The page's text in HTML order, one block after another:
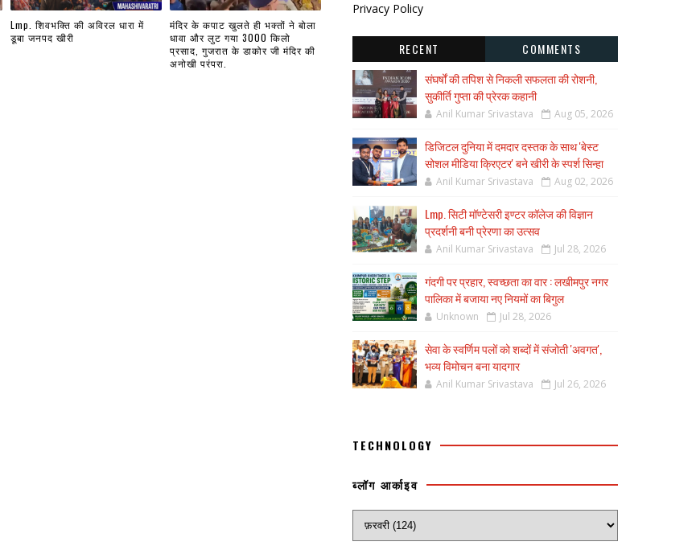
Lmp. शिवभक्ति की अविरल धारा में
डूबा जनपद खीरी
मंदिर के कपाट खुलते ही भक्तों ने बोला
धावा और लुट गया 3000 किलो
प्रसाद, गुजरात के डाकोर जी मंदिर की
अनोखी परंपरा.
Privacy Policy
RECENT
COMMENTS
संघर्षों की तपिश से निकली सफलता की रोशनी,
सुकीर्ति गुप्ता की प्रेरक कहानी
Anil Kumar Srivastava Aug 05, 2026
डिजिटल दुनिया में दमदार दस्तक के साथ 'बेस्ट
सोशल मीडिया क्रिएटर' बने खीरी के स्पर्श सिन्हा
Anil Kumar Srivastava Aug 02, 2026
Lmp. सिटी मॉण्टेसरी इण्टर कॉलेज की विज्ञान
प्रदर्शनी बनी प्रेरणा का उत्सव
Anil Kumar Srivastava Jul 28, 2026
गंदगी पर प्रहार, स्वच्छता का वार : लखीमपुर नगर
पालिका में बजाया नए नियमों का बिगुल
Unknown Jul 28, 2026
सेवा के स्वर्णिम पलों को शब्दों में संजोती 'अवगत',
भव्य विमोचन बना यादगार
Anil Kumar Srivastava Jul 26, 2026
TECHNOLOGY
ब्लॉग आर्काइव